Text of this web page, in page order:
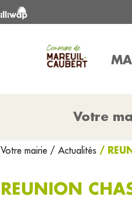
Votre
Votre mairie / Actualités /
REUNION